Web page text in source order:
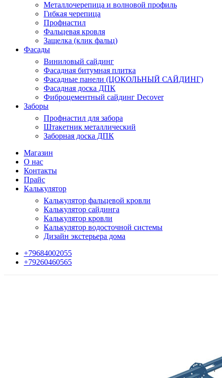
Металлочерепица и волновой профиль
Гибкая черепица
Профнастил
Фальцевая кровля
Защелка (клик фальц)
Фасады
Виниловый сайдинг
Фасадная битумная плитка
Фасадные панели (ЦОКОЛЬНЫЙ САЙДИНГ)
Фасадная доска ДПК
Фиброцементный сайдинг Decover
Заборы
Профнастил для забора
Штакетник металлический
Заборная доска ДПК
Магазин
О нас
Контакты
Прайс
Калькулятор
Калькулятор фальцевой кровли
Калькулятор сайдинга
Калькулятор кровли
Калькулятор водосточной системы
Дизайн экстерьера дома
+79684002055
+79260460565